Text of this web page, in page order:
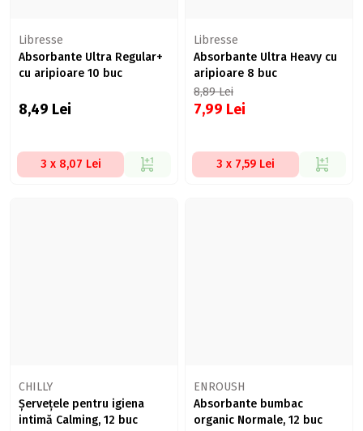
Libresse
Absorbante Ultra Regular+
cu aripioare 10 buc
8,49 Lei
3 x 8,07 Lei
Libresse
Absorbante Ultra Heavy cu
aripioare 8 buc
8,89Lei
7,99 Lei
3 x 7,59 Lei
CHILLY
Șervețele pentru igiena
intimă Calming, 12 buc
ENROUSH
Absorbante bumbac
organic Normale, 12 buc